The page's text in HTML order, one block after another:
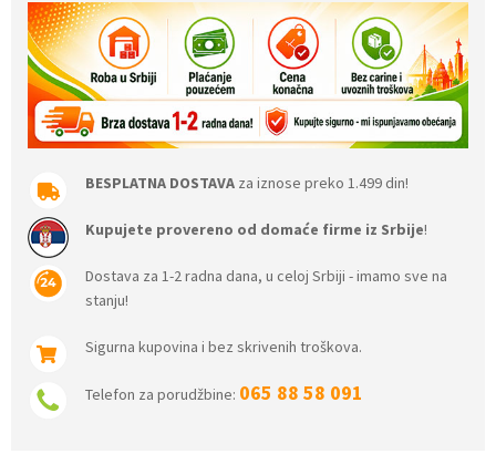
BESPLATNA DOSTAVA za iznose preko 1.499 din!
Kupujete provereno od domaće firme iz Srbije!
Dostava za 1-2 radna dana, u celoj Srbiji - imamo sve na
stanju!
Sigurna kupovina i bez skrivenih troškova.
Telefon za porudžbine: 065 88 58 091